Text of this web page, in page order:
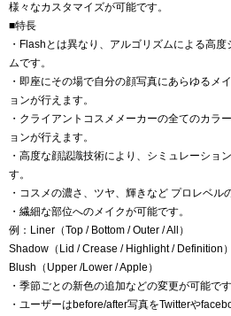
様々なカスタマイズが可能です。
■特長
・Flashとは異なり、アルゴリズムによる高
ムです。
・即座にその場で自分の顔写真にあらゆるメ
ョンが行えます。
・クライアントコスメメーカーの全てのカラ
ョンが行えます。
・高度な顔認識技術により、シミュレーショ
す。
・コスメの濃さ、ツヤ、輝きなど プロレベル
・繊細な部位へのメイクが可能です。
例：Liner（Top / Bottom / Outer / All）
Shadow（Lid / Crease / Highlight / Definition）
Blush（Upper /Lower / Apple
・季節ごとの新色の追加などの変更が可能です
・ユーザーはbefore/after写真をTwitterや